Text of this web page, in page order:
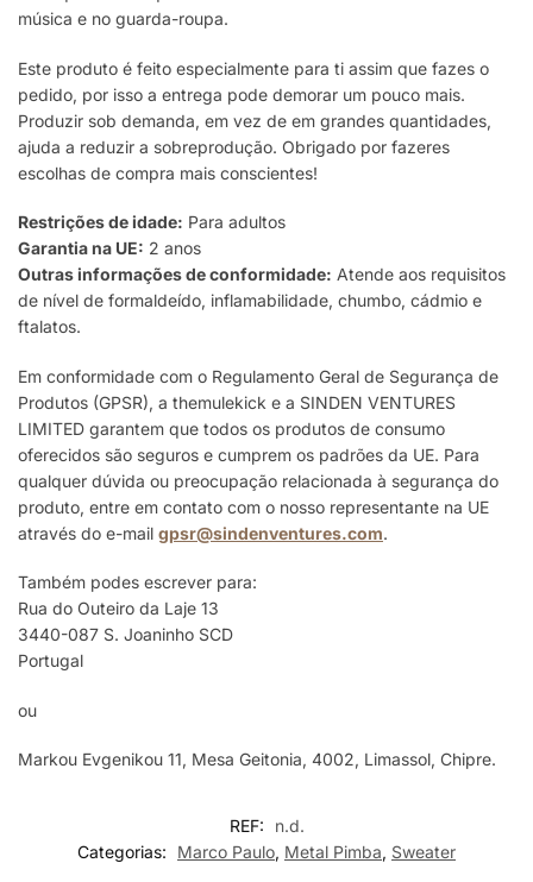
música e no guarda-roupa.
Este produto é feito especialmente para ti assim que fazes o
pedido, por isso a entrega pode demorar um pouco mais.
Produzir sob demanda, em vez de em grandes quantidades,
ajuda a reduzir a sobreprodução. Obrigado por fazeres
escolhas de compra mais conscientes!
Restrições de idade: Para adultos
Garantia na UE: 2 anos
Outras informações de conformidade: Atende aos requisitos
de nível de formaldeído, inflamabilidade, chumbo, cádmio e
ftalatos.
Em conformidade com o Regulamento Geral de Segurança de
Produtos (GPSR), a themulekick e a SINDEN VENTURES
LIMITED garantem que todos os produtos de consumo
oferecidos são seguros e cumprem os padrões da UE. Para
qualquer dúvida ou preocupação relacionada à segurança do
produto, entre em contato com o nosso representante na UE
através do e-mail gpsr@sindenventures.com.
Também podes escrever para:
Rua do Outeiro da Laje 13
3440-087 S. Joaninho SCD
Portugal
ou
Markou Evgenikou 11, Mesa Geitonia, 4002, Limassol, Chipre.
REF:
n.d.
Categorias:
Marco Paulo, Metal Pimba, Sweater